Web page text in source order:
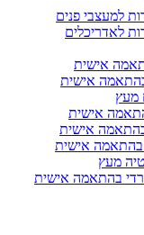
למעצבי פנים
לאדריכלים
אישית
אישית
מעץ
אישית
בהתאמה אישית
בהתאמה אישית
מעץ
בהתאמה אישית